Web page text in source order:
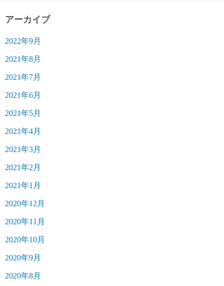
アーカイブ
2022年9月
2021年8月
2021年7月
2021年6月
2021年5月
2021年4月
2021年3月
2021年2月
2021年1月
2020年12月
2020年11月
2020年10月
2020年9月
2020年8月